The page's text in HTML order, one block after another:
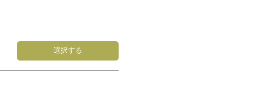
選択する